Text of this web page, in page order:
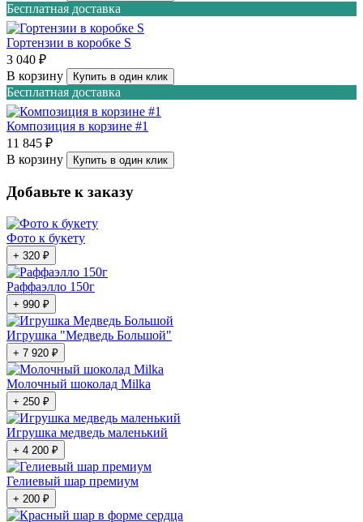
Бесплатная доставка
Гортензии в коробке S
3 040 ₽
В корзину
Купить в один клик
Бесплатная доставка
Композиция в корзине #1
11 845 ₽
В корзину
Купить в один клик
Добавьте к заказу
Фото к букету
+ 320 ₽
Раффаэлло 150г
+ 990 ₽
Игрушка "Медведь Большой"
+ 7 920 ₽
Молочный шоколад Milka
+ 250 ₽
Игрушка медведь маленький
+ 4 200 ₽
Гелиевый шар премиум
+ 200 ₽